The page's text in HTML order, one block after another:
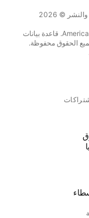
حدد البيانات المرجعية المقدمة من FactSet. حقوق الطبع والنشر © 2026
حقوق الطبع والنشر © 2026، American Bankers Association. قاعدة بيانات